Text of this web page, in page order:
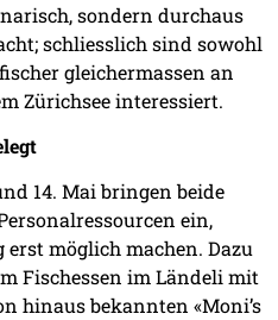
sondern durchaus
schliesslich sind sowohl
gleichermassen an
Zürichsee interessiert.
14. Mai bringen beide
ein,
möglich machen. Dazu
Fischessen im Ländeli mit
hinaus bekannten «Moni’s